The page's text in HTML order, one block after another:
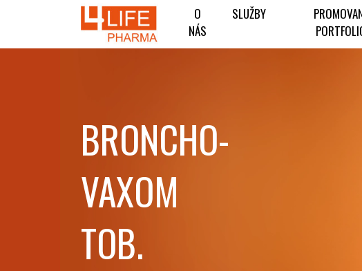
O
NÁS
SLUŽBY
BRONCHO-
VAXOM
TOB.